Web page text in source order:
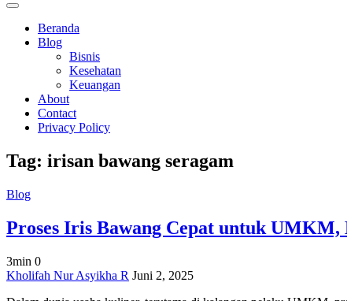
Beranda
Blog
Bisnis
Kesehatan
Keuangan
About
Contact
Privacy Policy
Tag: irisan bawang seragam
Blog
Proses Iris Bawang Cepat untuk
3min 0
on
Kholifah Nur Asyikha R Juni 2, 2025